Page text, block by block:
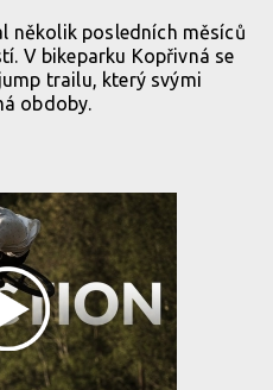
několik posledních měsíců
V bikeparku Kopřivná se
trailu, který svými
obdoby.